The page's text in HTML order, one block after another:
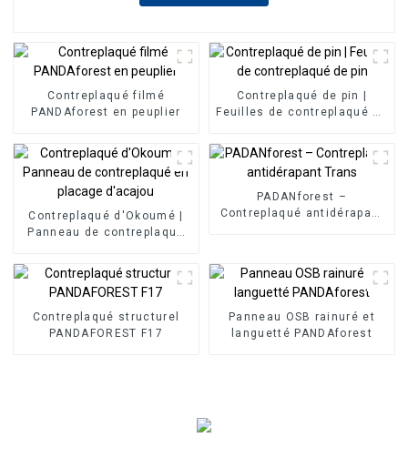
Contreplaqué filmé
PANDAforest en peuplier
Contreplaqué de pin |
Feuilles de contreplaqué de
Contreplaqué d'Okoumé |
Panneau de contreplaqué
PADANforest –
Contreplaqué antidérapant
Contreplaqué structurel
PANDAFOREST F17
Panneau OSB rainuré et
languetté PANDAforest